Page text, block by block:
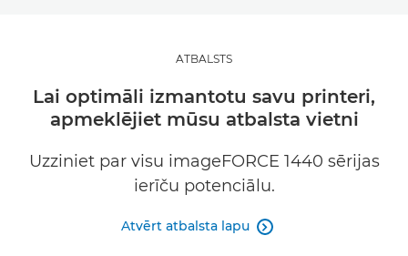
ATBALSTS
Lai optimāli izmantotu savu printeri,
apmeklējiet mūsu atbalsta vietni
Uzziniet par visu imageFORCE 1440 sērijas
ierīču potenciālu.
Atvērt atbalsta lapu 